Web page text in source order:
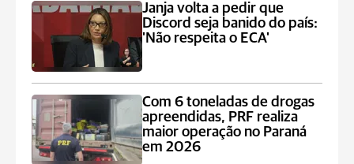
Janja volta a pedir que
Discord seja banido do país:
'Não respeita o ECA'
Com 6 toneladas de drogas
apreendidas, PRF realiza
maior operação no Paraná
em 2026